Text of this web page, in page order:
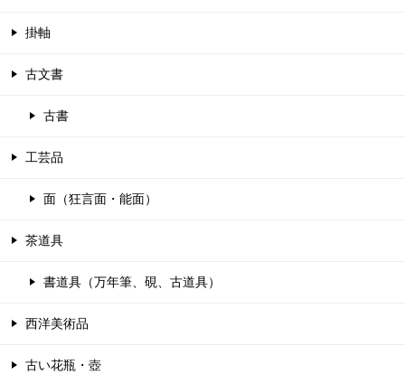
掛軸
古文書
古書
工芸品
面（狂言面・能面）
茶道具
書道具（万年筆、硯、古道具）
西洋美術品
古い花瓶・壺